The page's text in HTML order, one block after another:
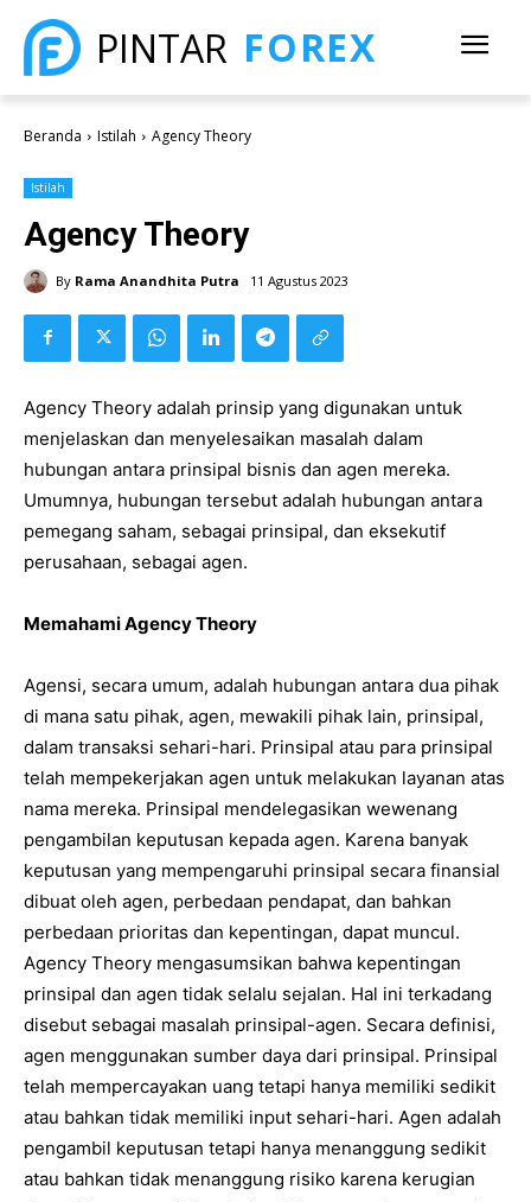
PINTAR FOREX
Beranda Istilah Agency Theory
Istilah
Agency Theory
By Rama Anandhita Putra 11 Agustus 2023
Agency Theory adalah prinsip yang digunakan untuk
menjelaskan dan menyelesaikan masalah dalam
hubungan antara prinsipal bisnis dan agen mereka.
Umumnya, hubungan tersebut adalah hubungan antara
pemegang saham, sebagai prinsipal, dan eksekutif
perusahaan, sebagai agen.
Memahami Agency Theory
Agensi, secara umum, adalah hubungan antara dua pihak
di mana satu pihak, agen, mewakili pihak lain, prinsipal,
dalam transaksi sehari-hari. Prinsipal atau para prinsipal
telah mempekerjakan agen untuk melakukan layanan atas
nama mereka. Prinsipal mendelegasikan wewenang
pengambilan keputusan kepada agen. Karena banyak
keputusan yang mempengaruhi prinsipal secara finansial
dibuat oleh agen, perbedaan pendapat, dan bahkan
perbedaan prioritas dan kepentingan, dapat muncul.
Agency Theory mengasumsikan bahwa kepentingan
prinsipal dan agen tidak selalu sejalan. Hal ini terkadang
disebut sebagai masalah prinsipal-agen. Secara definisi,
agen menggunakan sumber daya dari prinsipal. Prinsipal
telah mempercayakan uang tetapi hanya memiliki sedikit
atau bahkan tidak memiliki input sehari-hari. Agen adalah
pengambil keputusan tetapi hanya menanggung sedikit
atau bahkan tidak menanggung risiko karena kerugian